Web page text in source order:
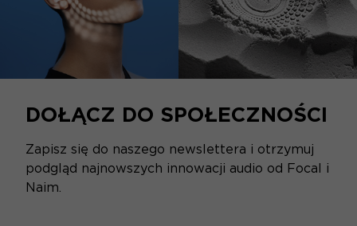
DOŁĄCZ DO SPOŁECZNOŚCI
Zapisz się do naszego newslettera i otrzymuj
podgląd najnowszych innowacji audio od Focal i
Naim.